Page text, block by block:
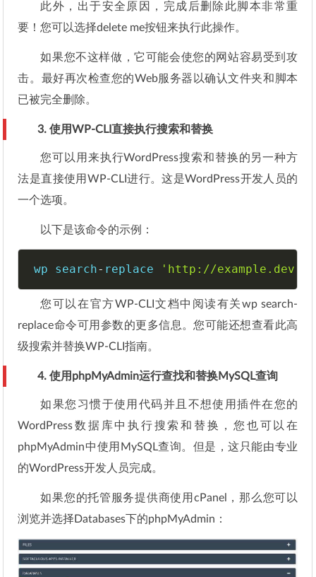
此外，出于安全原因，完成后删除此脚本非常重
要！您可以选择delete me按钮来执行此操作。
如果您不这样做，它可能会使您的网站容易受到攻
击。最好再次检查您的Web服务器以确认文件夹和脚本
已被完全删除。
3. 使用WP-CLI直接执行搜索和替换
您可以用来执行WordPress搜索和替换的另一种方
法是直接使用WP-CLI进行。这是WordPress开发人员的
一个选项。
以下是该命令的示例：
wp search- replace 'http://example.dev'
您可以在官方WP-CLI文档中阅读有关wp search-
replace命令可用参数的更多信息。您可能还想查看此高
级搜索并替换WP-CLI指南。
4. 使用phpMyAdmin运行查找和替换MySQL查询
如果您习惯于使用代码并且不想使用插件在您的
WordPress数据库中执行搜索和替换，您也可以在
phpMyAdmin中使用MySQL查询。但是，这只能由专业
的WordPress开发人员完成。
如果您的托管服务提供商使用cPanel，那么您可以
浏览并选择Databases下的phpMyAdmin：